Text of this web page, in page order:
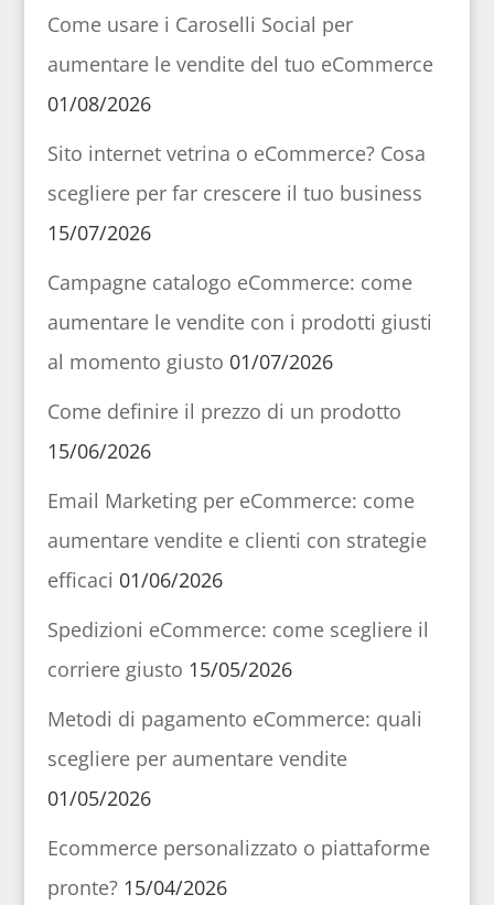
Come usare i Caroselli Social per
aumentare le vendite del tuo eCommerce
01/08/2026
Sito internet vetrina o eCommerce? Cosa
scegliere per far crescere il tuo business
15/07/2026
Campagne catalogo eCommerce: come
aumentare le vendite con i prodotti giusti
al momento giusto 01/07/2026
Come definire il prezzo di un prodotto
15/06/2026
Email Marketing per eCommerce: come
aumentare vendite e clienti con strategie
efficaci 01/06/2026
Spedizioni eCommerce: come scegliere il
corriere giusto 15/05/2026
Metodi di pagamento eCommerce: quali
scegliere per aumentare vendite
01/05/2026
Ecommerce personalizzato o piattaforme
pronte? 15/04/2026